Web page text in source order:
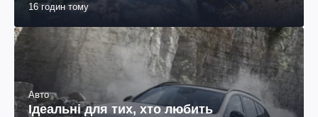
16 годин тому
Авто
Ідеальні для тих, хто любить